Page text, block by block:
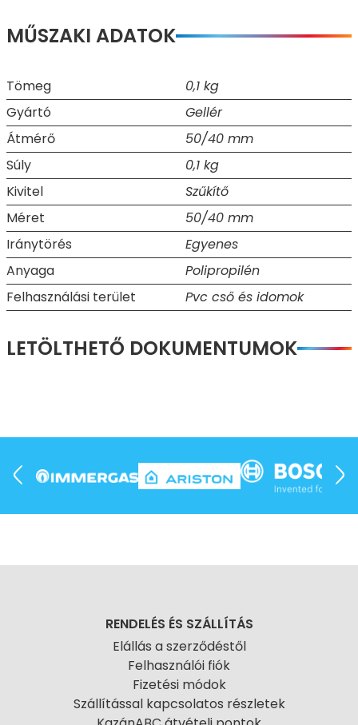
MŰSZAKI ADATOK
Tömeg
0,1 kg
Gyártó
Gellér
Átmérő
50/40 mm
Súly
0,1 kg
Kivitel
Szűkítő
Méret
50/40 mm
Iránytörés
Egyenes
Anyaga
Polipropilén
Felhasználási terület
Pvc cső és idomok
LETÖLTHETŐ DOKUMENTUMOK
RENDELÉS ÉS SZÁLLÍTÁS
Elállás a szerződéstől
Felhasználói fiók
Fizetési módok
Szállítással kapcsolatos részletek